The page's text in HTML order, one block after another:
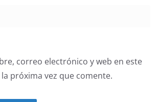
correo electrónico y web en este
próxima vez que comente.